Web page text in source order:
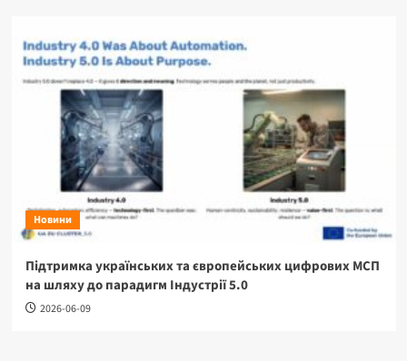
Новини
Підтримка українських та європейських цифрових МСП
на шляху до парадигм Індустрії 5.0
2026-06-09